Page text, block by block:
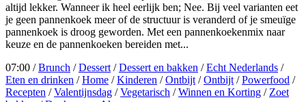
altijd lekker. Wanneer ik heel eerlijk ben; Nee. Bij veel varianten eet
je geen pannenkoek meer of de structuur is veranderd of je smeuïge
pannenkoek is droog geworden. Met een pannenkoekenmix naar
keuze en de pannenkoeken bereiden met...
07:00 /Brunch /Dessert /Dessert en bakken /Echt Nederlands /
Eten en drinken /Home /Kinderen /Ontbijt /Ontbijt /Powerfood /
Recepten /Valentijnsdag /Vegetarisch /Winnen en Korting / Zoet